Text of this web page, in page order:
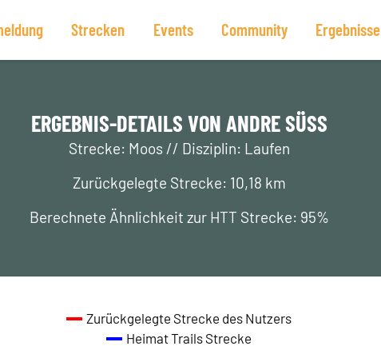
Strecken Events Community Ergebnisse
ERGEBNIS-DETAILS VON ANDRE SÜSS
Strecke: Moos // Disziplin: Laufen
Zurückgelegte Strecke: 10,18 km
Berechnete Ähnlichkeit zur HTT Strecke: 95%
Zurückgelegte Strecke des Nutzers
Heimat Trails Strecke